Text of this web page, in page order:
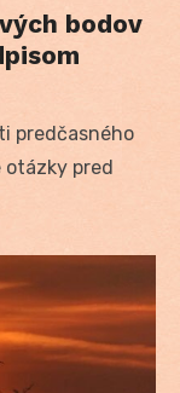
bodov
predčasného
otázky pred